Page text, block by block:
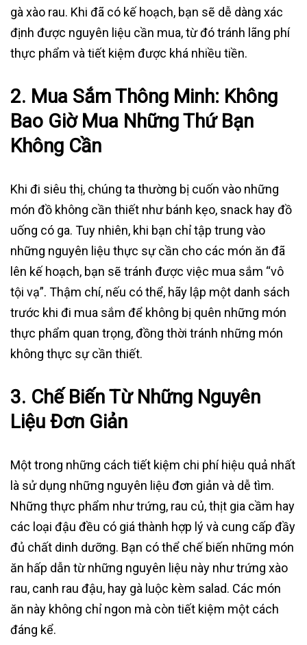
gà xào rau. Khi đã có kế hoạch, bạn sẽ dễ dàng xác
định được nguyên liệu cần mua, từ đó tránh lãng phí
thực phẩm và tiết kiệm được khá nhiều tiền.
2. Mua Sắm Thông Minh: Không
Bao Giờ Mua Những Thứ Bạn
Không Cần
Khi đi siêu thị, chúng ta thường bị cuốn vào những
món đồ không cần thiết như bánh kẹo, snack hay đồ
uống có ga. Tuy nhiên, khi bạn chỉ tập trung vào
những nguyên liệu thực sự cần cho các món ăn đã
lên kế hoạch, bạn sẽ tránh được việc mua sắm “vô
tội vạ”. Thậm chí, nếu có thể, hãy lập một danh sách
trước khi đi mua sắm để không bị quên những món
thực phẩm quan trọng, đồng thời tránh những món
không thực sự cần thiết.
3. Chế Biến Từ Những Nguyên
Liệu Đơn Giản
Một trong những cách tiết kiệm chi phí hiệu quả nhất
là sử dụng những nguyên liệu đơn giản và dễ tìm.
Những thực phẩm như trứng, rau củ, thịt gia cầm hay
các loại đậu đều có giá thành hợp lý và cung cấp đầy
đủ chất dinh dưỡng. Bạn có thể chế biến những món
ăn hấp dẫn từ những nguyên liệu này như trứng xào
rau, canh rau đậu, hay gà luộc kèm salad. Các món
ăn này không chỉ ngon mà còn tiết kiệm một cách
đáng kể.